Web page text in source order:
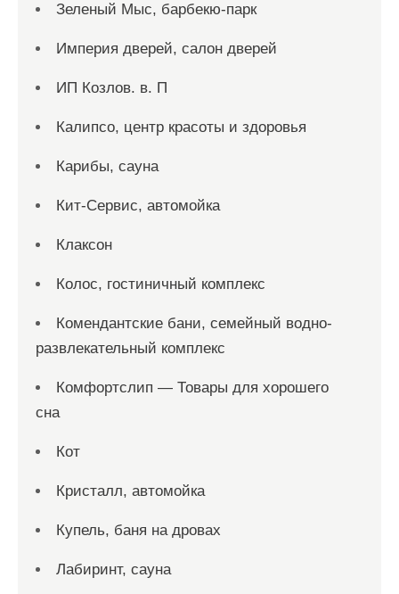
Зеленый Мыс, барбекю-парк
Империя дверей, салон дверей
ИП Козлов. в. П
Калипсо, центр красоты и здоровья
Карибы, сауна
Кит-Сервис, автомойка
Клаксон
Колос, гостиничный комплекс
Комендантские бани, семейный водно-
развлекательный комплекс
Комфортслип — Товары для хорошего
сна
Кот
Кристалл, автомойка
Купель, баня на дровах
Лабиринт, сауна